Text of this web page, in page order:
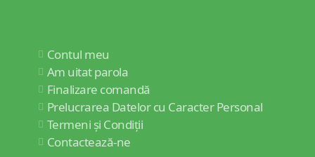
Contul meu
Am uitat parola
Finalizare comandă
Prelucrarea Datelor cu Caracter Personal
Termeni și Condiții
Contactează-ne